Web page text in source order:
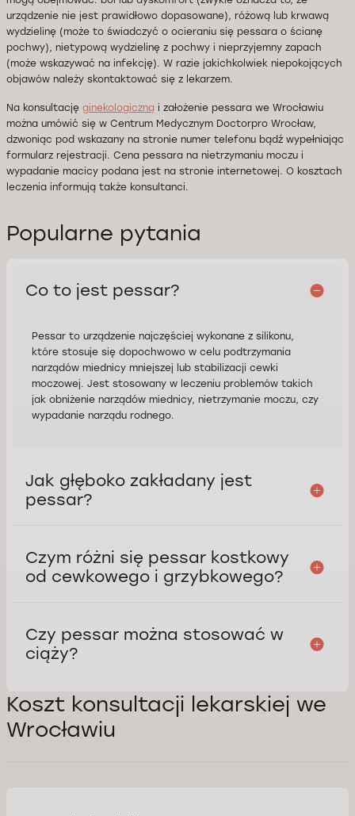
urządzenie nie jest prawidłowo dopasowane), różową lub krwawą
wydzielinę (może to świadczyć o ocieraniu się pessara o ścianę
pochwy), nietypową wydzielinę z pochwy i nieprzyjemny zapach
(może wskazywać na infekcję). W razie jakichkolwiek niepokojących
objawów należy skontaktować się z lekarzem.
Na konsultację ginekologiczną i założenie pessara we Wrocławiu
można umówić się w Centrum Medycznym Doctorpro Wrocław,
dzwoniąc pod wskazany na stronie numer telefonu bądź wypełniając
formularz rejestracji. Cena pessara na nietrzymaniu moczu i
wypadanie macicy podana jest na stronie internetowej. O kosztach
leczenia informują także konsultanci.
Popularne pytania
Co to jest pessar?
Pessar to urządzenie najczęściej wykonane z silikonu,
które stosuje się dopochwowo w celu podtrzymania
narządów miednicy mniejszej lub stabilizacji cewki
moczowej. Jest stosowany w leczeniu problemów takich
jak obniżenie narządów miednicy, nietrzymanie moczu, czy
wypadanie narządu rodnego.
Jak głęboko zakładany jest
pessar?
Czym różni się pessar kostkowy
od cewkowego i grzybkowego?
Czy pessar można stosować w
ciąży?
Koszt konsultacji lekarskiej we
Wrocławiu